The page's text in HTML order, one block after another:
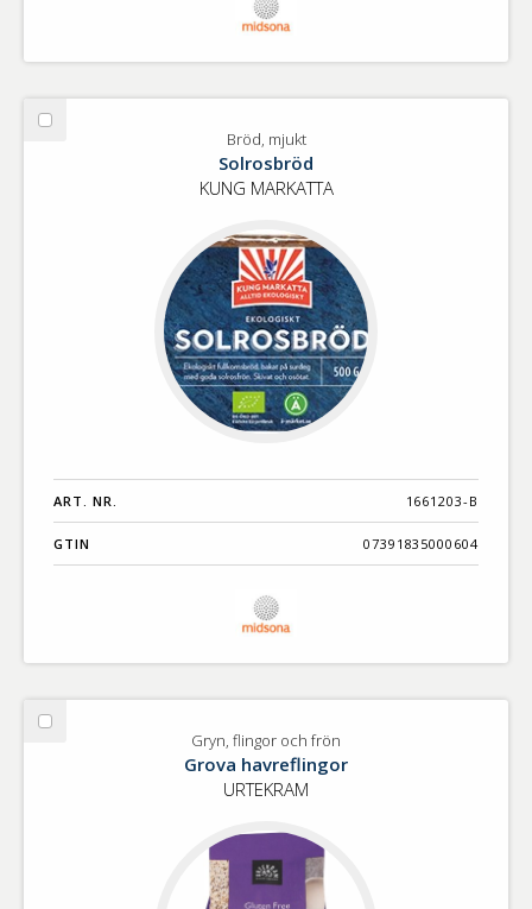
Välj
Bröd, mjukt
Solrosbröd
KUNG MARKATTA
ART. NR. 1661203-B
GTIN 07391835000604
Välj
Gryn, flingor och frön
Grova havreflingor
URTEKRAM